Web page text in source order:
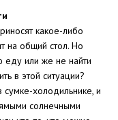
какое-либо
на общий стол. Но
еду или же не найти
в этой ситуации?
холодильнике, и
солнечными